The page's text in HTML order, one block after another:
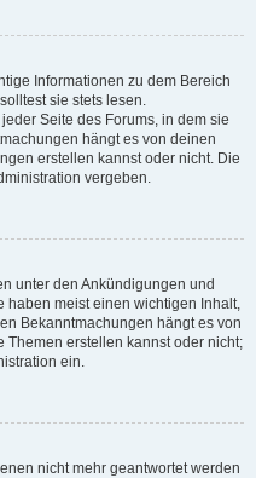
Informationen zu dem Bereich
sie stets lesen.
Seite des Forums, in dem sie
hängt es von deinen
erstellen kannst oder nicht. Die
vergeben.
unter den Ankündigungen und
haben meist einen wichtigen Inhalt,
Bekanntmachungen hängt es von
erstellen kannst oder nicht;
ein.
nicht mehr geantwortet werden